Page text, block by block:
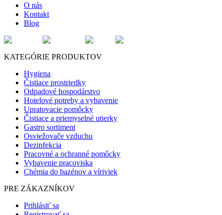
O nás
Kontakt
Blog
KATEGÓRIE PRODUKTOV
Hygiena
Čistiace prostriedky
Odpadové hospodárstvo
Hotelové potreby a vybavenie
Upratovacie pomôcky
Čistiace a priemyselné utierky
Gastro sortiment
Osviežovače vzduchu
Dezinfekcia
Pracovné a ochranné pomôcky
Vybavenie pracoviska
Chémia do bazénov a víriviek
PRE ZÁKAZNÍKOV
Prihlásiť sa